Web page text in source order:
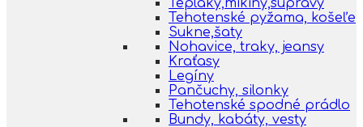
Tepláky,mikiny,súpravy
Tehotenské pyžama, košeľe
Sukne,šaty
Nohavice, traky, jeansy
Kraťasy
Legíny
Pančuchy, silonky
Tehotenské spodné prádlo
Bundy, kabáty, vesty